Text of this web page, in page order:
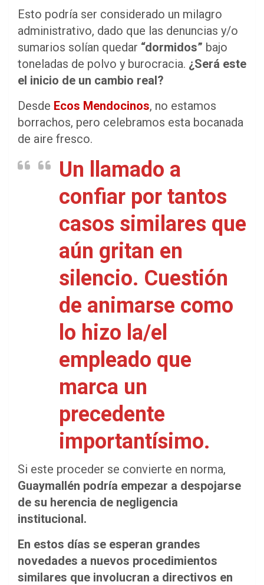
Esto podría ser considerado un milagro
administrativo, dado que las denuncias y/o
sumarios solían quedar “dormidos” bajo
toneladas de polvo y burocracia. ¿Será este
el inicio de un cambio real?
Desde Ecos Mendocinos, no estamos
borrachos, pero celebramos esta bocanada
de aire fresco.
Un llamado a
confiar por tantos
casos similares que
aún gritan en
silencio. Cuestión
de animarse como
lo hizo la/el
empleado que
marca un
precedente
importantísimo.
Si este proceder se convierte en norma,
Guaymallén podría empezar a despojarse
de su herencia de negligencia
institucional.
En estos días se esperan grandes
novedades a nuevos procedimientos
similares que involucran a directivos en